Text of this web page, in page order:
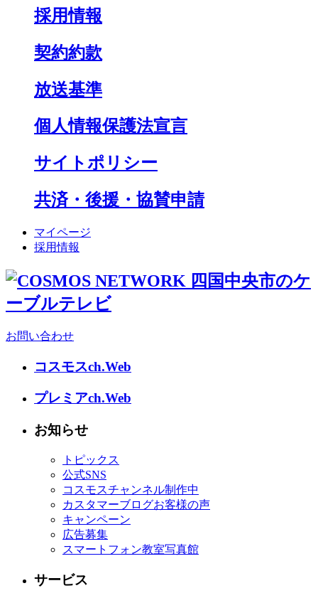
採用情報
契約約款
放送基準
個人情報保護法宣言
サイトポリシー
共済・後援・協賛申請
マイページ
採用情報
お問い合わせ
コスモスch.Web
プレミアch.Web
お知らせ
トピックス
公式SNS
コスモスチャンネル制作中
カスタマーブログお客様の声
キャンペーン
広告募集
スマートフォン教室写真館
サービス